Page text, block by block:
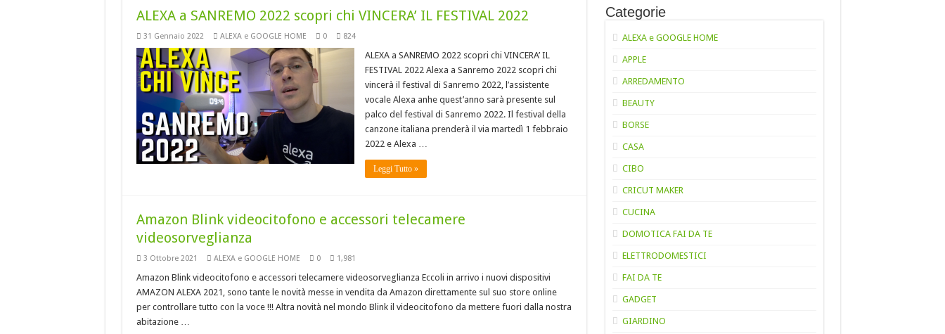
ALEXA a SANREMO 2022 scopri chi VINCERA’ IL FESTIVAL 2022
31 Gennaio 2022 ALEXA e GOOGLE HOME 0 824
ALEXA a SANREMO 2022 scopri chi VINCERA’ IL
FESTIVAL 2022 Alexa a Sanremo 2022 scopri chi
vincerà il festival di Sanremo 2022, l’assistente
vocale Alexa anhe quest’anno sarà presente sul
palco del festival di Sanremo 2022. Il festival della
canzone italiana prenderà il via martedì 1 febbraio
2022 e Alexa …
Leggi Tutto »
Amazon Blink videocitofono e accessori telecamere
videosorveglianza
3 Ottobre 2021 ALEXA e GOOGLE HOME 0 1,981
Amazon Blink videocitofono e accessori telecamere videosorveglianza Eccoli in arrivo i nuovi dispositivi
AMAZON ALEXA 2021, sono tante le novità messe in vendita da Amazon direttamente sul suo store online
per controllare tutto con la voce !!! Altra novità nel mondo Blink il videocitofono da mettere fuori dalla nostra
abitazione …
Categorie
ALEXA e GOOGLE HOME
APPLE
ARREDAMENTO
BEAUTY
BORSE
CASA
CIBO
CRICUT MAKER
CUCINA
DOMOTICA FAI DA TE
ELETTRODOMESTICI
FAI DA TE
GADGET
GIARDINO